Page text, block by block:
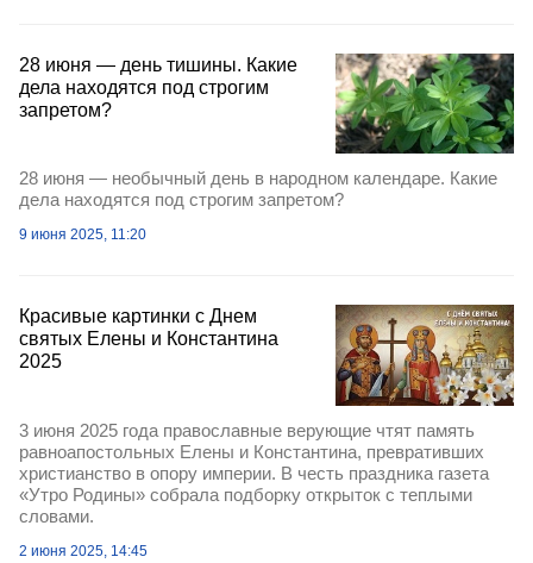
28 июня — день тишины. Какие
дела находятся под строгим
запретом?
28 июня — необычный день в народном календаре. Какие
дела находятся под строгим запретом?
9 июня 2025, 11:20
Красивые картинки с Днем
святых Елены и Константина
2025
3 июня 2025 года православные верующие чтят память
равноапостольных Елены и Константина, превративших
христианство в опору империи. В честь праздника газета
«Утро Родины» собрала подборку открыток с теплыми
словами.
2 июня 2025, 14:45